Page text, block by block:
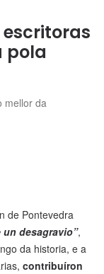
pola
mellor da
de Pontevedra
un desagravio”,
da historia, e a
contribuíron